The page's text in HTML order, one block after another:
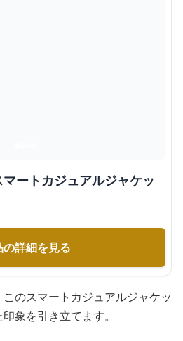
ートカジュアルジャケッ
の詳細を見る
のスマートカジュアルジャケッ
象を引き立てます。